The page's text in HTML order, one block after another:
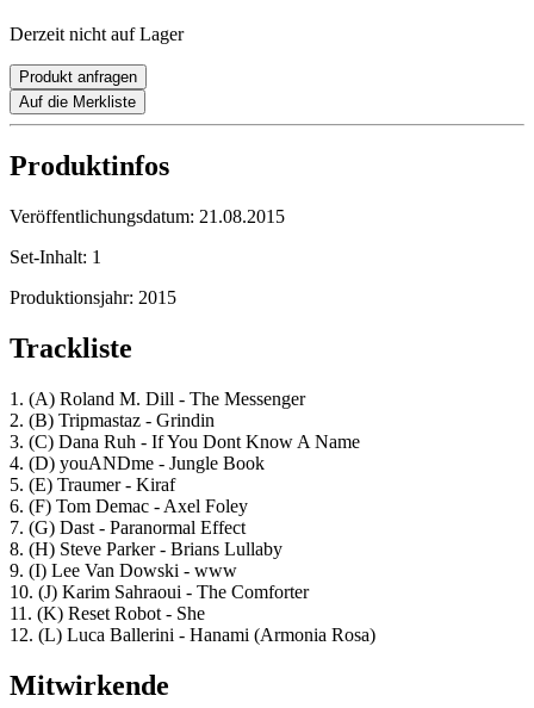
Derzeit nicht auf Lager
Produkt anfragen
Auf die Merkliste
Produktinfos
Veröffentlichungsdatum: 21.08.2015
Set-Inhalt: 1
Produktionsjahr: 2015
Trackliste
1. (A) Roland M. Dill - The Messenger
2. (B) Tripmastaz - Grindin
3. (C) Dana Ruh - If You Dont Know A Name
4. (D) youANDme - Jungle Book
5. (E) Traumer - Kiraf
6. (F) Tom Demac - Axel Foley
7. (G) Dast - Paranormal Effect
8. (H) Steve Parker - Brians Lullaby
9. (I) Lee Van Dowski - www
10. (J) Karim Sahraoui - The Comforter
11. (K) Reset Robot - She
12. (L) Luca Ballerini - Hanami (Armonia Rosa)
Mitwirkende